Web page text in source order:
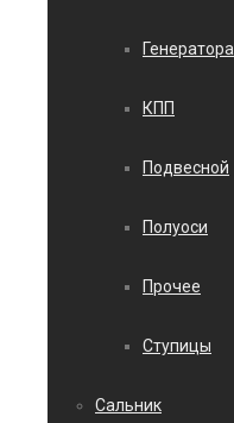
Генератора
КПП
Подвесной
Полуоси
Прочее
Ступицы
Сальник